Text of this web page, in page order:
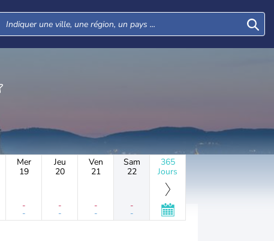
Mer
19
-
-
Jeu
20
-
-
Ven
21
-
-
Sam
22
-
-
365
Jours